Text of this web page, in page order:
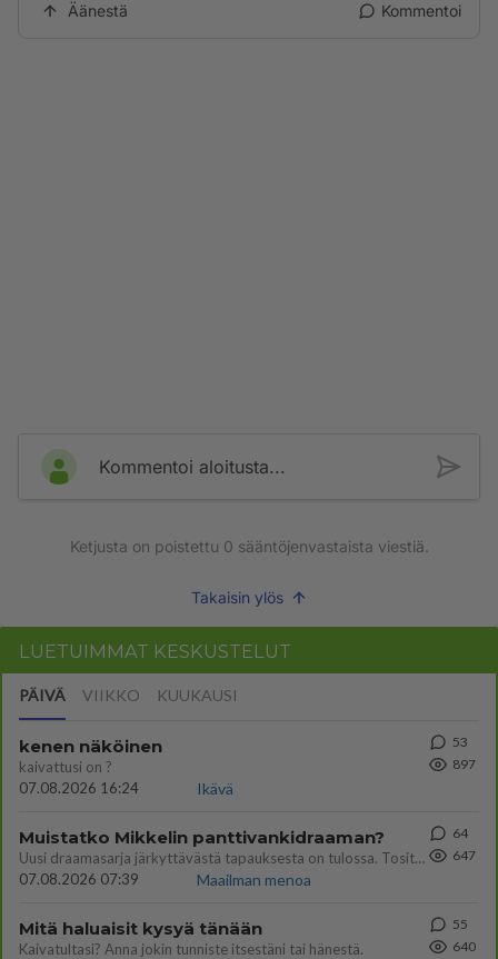
Äänestä Kommentoi
Kommentoi aloitusta...
Ketjusta on poistettu 0 sääntöjenvastaista viestiä.
Takaisin ylös
LUETUIMMAT KESKUSTELUT
PÄIVÄ VIIKKO KUUKAUSI
kenen näköinen
kaivattusi on ?
07.08.2026 16:24
Ikävä
53
897
Muistatko Mikkelin panttivankidraaman?
Uusi draamasarja järkyttävästä tapauksesta on tulossa. Tositapahtumiin perustuva sarja ammentaa vuoden 1986 Mikkelin pan
07.08.2026 07:39
Maailman menoa
64
647
Mitä haluaisit kysyä tänään
Kaivatultasi? Anna jokin tunniste itsestäni tai hänestä.
55
640